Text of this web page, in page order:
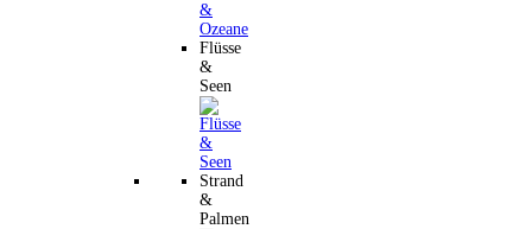
Flüsse
&
Seen
Strand
&
Palmen